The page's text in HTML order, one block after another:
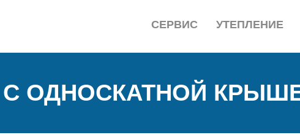
УТЕПЛЕНИЕ
СЕРВИС
ОДНОСКАТНОЙ